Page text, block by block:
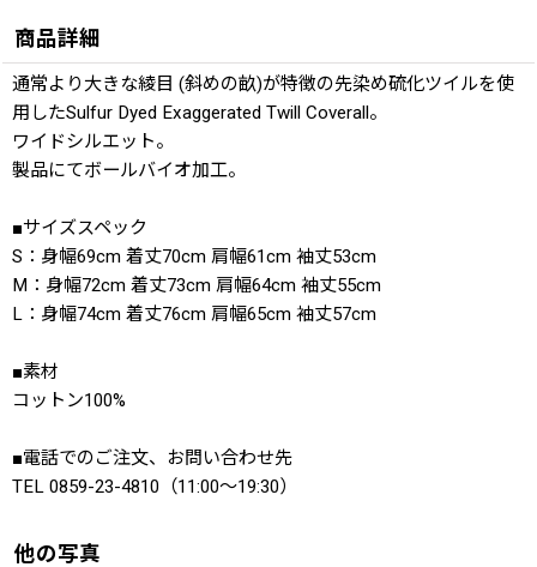
商品詳細
通常より大きな綾目 (斜めの畝)が特徴の先染め硫化ツイルを使
用したSulfur Dyed Exaggerated Twill Coverall。
ワイドシルエット。
製品にてボールバイオ加工。
■サイズスペック
S：身幅69cm 着丈70cm 肩幅61cm 袖丈53cm
M：身幅72cm 着丈73cm 肩幅64cm 袖丈55cm
L：身幅74cm 着丈76cm 肩幅65cm 袖丈57cm
■素材
コットン100%
■電話でのご注文、お問い合わせ先
TEL 0859-23-4810（11:00〜19:30）
他の写真